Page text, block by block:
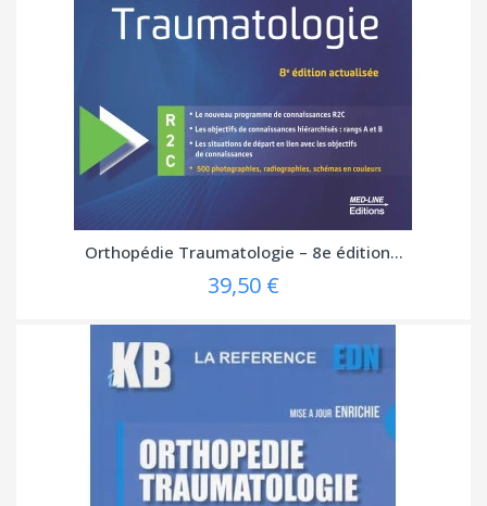
Orthopédie Traumatologie – 8e édition...
39,50 €